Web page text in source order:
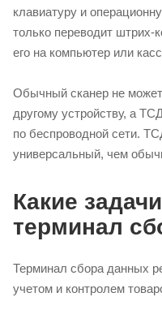
клавиатуру и
только переводит штрих-
его на компьютер или
Обычный сканер не
другому устройству, а
по беспроводной сети.
универсальный, чем
Какие
терминал
Терминал сбора данных
учетом и контролем